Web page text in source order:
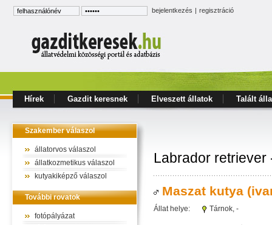
bejelentkezés | regisztráció
Hírek Gazdit keresnek Elveszett állatok Talált
Szakember válaszol
állatorvos válaszol
állatkozmetikus válaszol
kutyakiképző válaszol
További rovatok
fotópályázat
Labrador retriever
Maszat kutya
Állat helye: Tárnok, -